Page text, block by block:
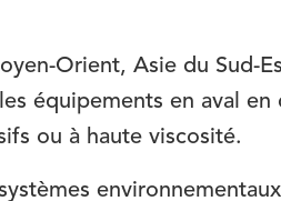
Orient, Asie du Sud-
équipements en aval
ou à haute viscosité.